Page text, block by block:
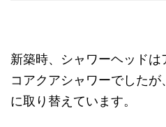
新築時、シャワーヘッド
コアクアシャワーでした
に取り替えています。